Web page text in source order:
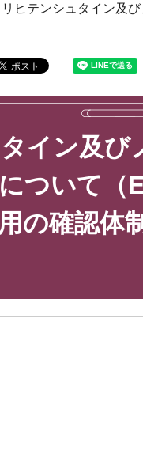
ヒテンシュタイン及
イン及び
ついて（
の確認体